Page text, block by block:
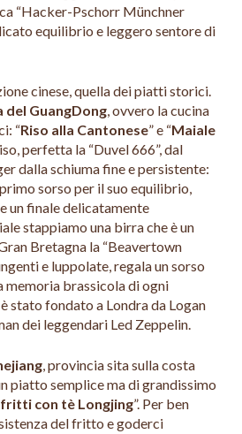
“Hacker-Pschorr Münchner
equilibrio e leggero sentore di
cinese, quella dei piatti storici.
del GuangDong, ovvero la cucina
“Riso alla Cantonese” e “Maiale
perfetta la “Duvel 666”, dal
dalla schiuma fine e persistente:
sorso per il suo equilibrio,
un finale delicatamente
stappiamo una birra che è un
Bretagna la “Beavertown
e luppolate, regala un sorso
memoria brassicola di ogni
stato fondato a Londra da Logan
dei leggendari Led Zeppelin.
, provincia sita sulla costa
piatto semplice ma di grandissimo
con tè Longjing”. Per ben
del fritto e goderci